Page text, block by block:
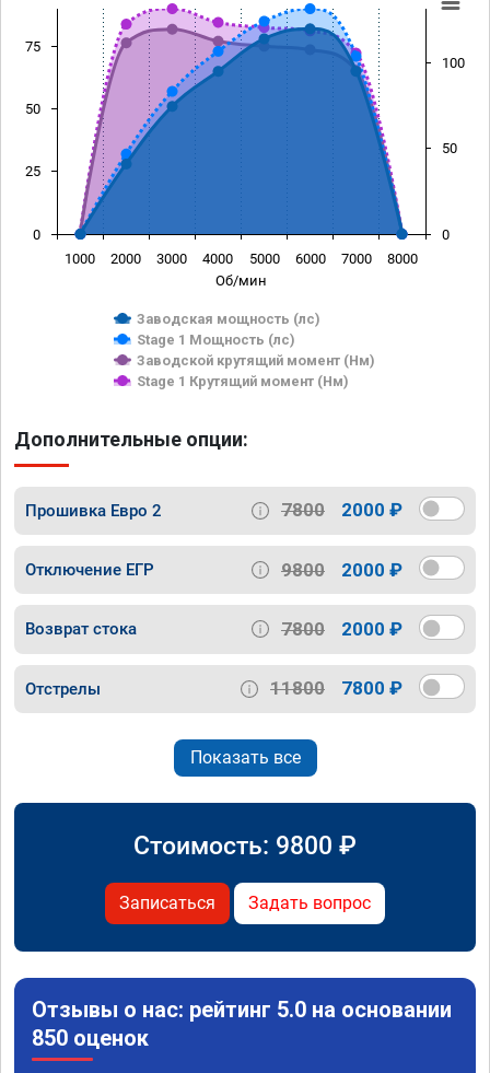
Об/мин
Заводская мощность (лс)
Stage 1 Мощность (лс)
Заводской крутящий момент (Нм)
Stage 1 Крутящий момент (Нм)
1000 2000 3000 4000 5000 6000 7000 8000
0
25
50
75
0
50
100
Дополнительные опции:
Прошивка Евро 2 7800 2000 ₽
Отключение ЕГР 9800 2000 ₽
Возврат стока 7800 2000 ₽
Отстрелы 11800 7800 ₽
Показать все
Стоимость: 9800 ₽
Записаться Задать вопрос
Отзывы о нас: рейтинг 5.0 на основании
850 оценок